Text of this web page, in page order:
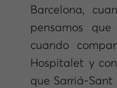
Barcelona,
pensamos
cuando
Hospitalet y
que Sarriá-Sant